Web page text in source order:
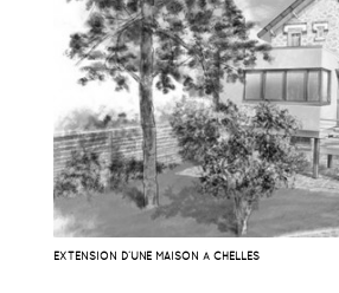
EXTENSION D’UNE MAISON À CHELLES